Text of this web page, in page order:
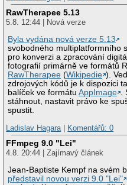
RawTherapee 5.13
5.8. 12:44 | Nová verze
Byla vydána nová verze 5.13
svobodného multiplatformního
pro konverzi a zpracování
fotografií primárně ve formátů
RawTherapee (Wikipedie ).
zdrojových kódů je k dispozici
balíček ve formátuAppImage .
stáhnout, nastavit právo ke
spustit.
Ladislav Hagara
Komentářů: 0
FFmpeg 9.0 "Lei"
4.8. 20:44 | Zajímavý článek
Jean-Baptiste Kempf na svém
představil novou verzi 9.0 "Lei"